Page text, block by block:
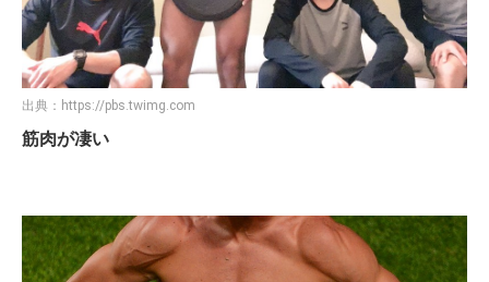
出典： https://pbs.twimg.com
筋肉が凄い